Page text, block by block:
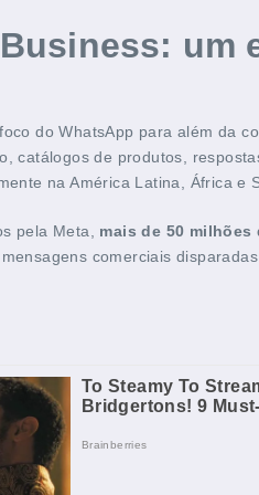
um
do WhatsApp para além da
catálogos de produtos,
na América Latina, África e
pela Meta, mais de 50 milhões
comerciais